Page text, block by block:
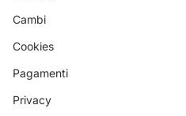
Cambi
Cookies
Pagamenti
Privacy